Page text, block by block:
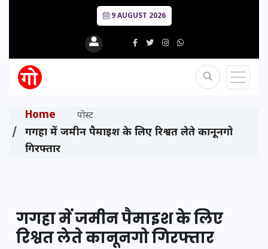
9 AUGUST 2026
Home पोस्ट
गगहा में जमीन पैमाइश के लिए रिश्वत लेते कानूनगो
गिरफ्तार
गगहा में जमीन पैमाइश के लिए
रिश्वत लेते कानूनगो गिरफ्तार